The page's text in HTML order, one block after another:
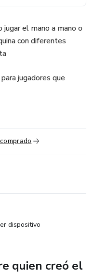
el mano a mano o
con diferentes
jugadores que
dispositivo
quien creó el